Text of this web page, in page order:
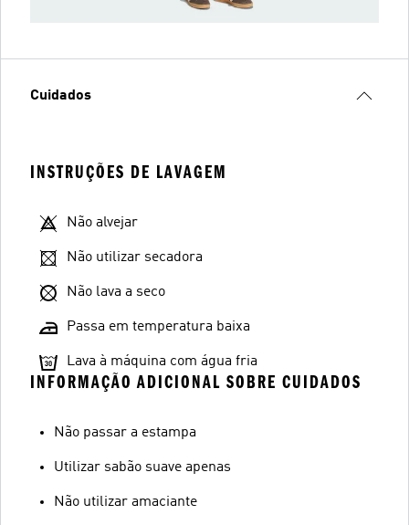
Cuidados
INSTRUÇÕES DE LAVAGEM
Não alvejar
Não utilizar secadora
Não lava a seco
Passa em temperatura baixa
Lava à máquina com água fria
INFORMAÇÃO ADICIONAL SOBRE CUIDADOS
Não passar a estampa
Utilizar sabão suave apenas
Não utilizar amaciante